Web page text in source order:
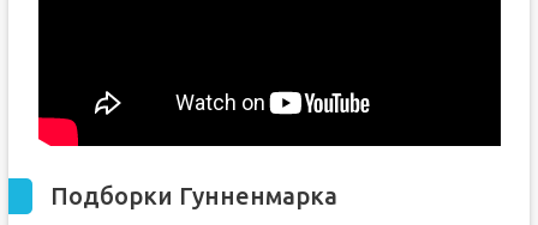
Подборки Гунненмарка